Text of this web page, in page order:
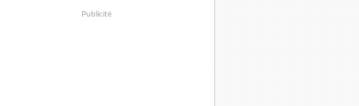
Publicité